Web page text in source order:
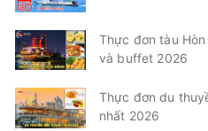
Thực đơn tàu
và buffet 2026
Thực đơn du
nhất 2026